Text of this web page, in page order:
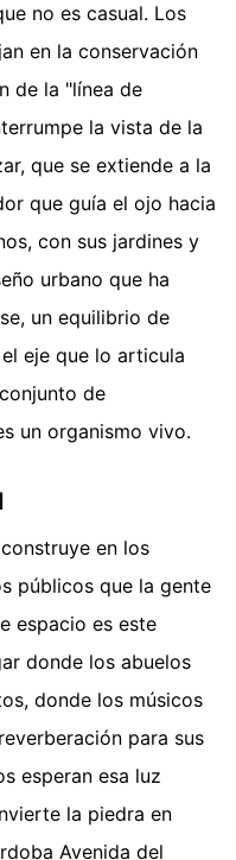
no es casual. Los
en la conservación
de la "línea de
la vista de la
que se extiende a la
que guía el ojo hacia
con sus jardines y
urbano que ha
un equilibrio de
eje que lo articula
de
un organismo vivo.
en los
públicos que la gente
espacio es este
donde los abuelos
donde los músicos
para sus
esperan esa luz
la piedra en
Avenida del